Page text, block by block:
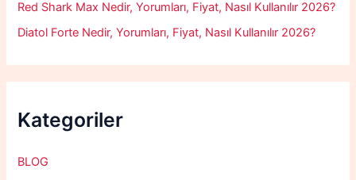
Red Shark Max Nedir, Yorumları, Fiyat, Nasıl Kullanılır 2026?
Diatol Forte Nedir, Yorumları, Fiyat, Nasıl Kullanılır 2026?
Kategoriler
BLOG